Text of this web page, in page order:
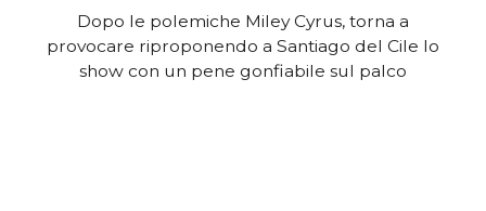
Dopo le polemiche Miley Cyrus, torna a
provocare riproponendo a Santiago del Cile lo
show con un pene gonfiabile sul palco